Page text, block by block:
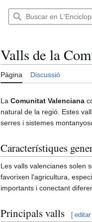
Valls de la
Pàgina Discussió
La Comunitat Valenciana
natural de la regió. Estes
serres i sistemes
Característiques
Les valls valencianes solen
favorixen l'agricultura,
importants i conectant
Principals valls [ editar